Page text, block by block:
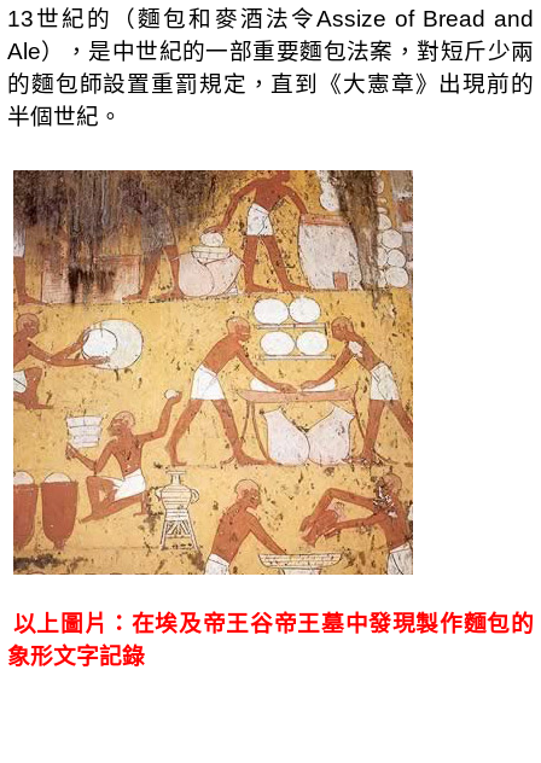
13世紀的（麵包和麥酒法令Assize of Bread and
Ale），是中世紀的一部重要麵包法案，對短斤少兩
的麵包師設置重罰規定，直到《大憲章》出現前的
半個世紀。
以上圖片：在埃及帝王谷帝王墓中發現製作麵包的
象形文字記錄